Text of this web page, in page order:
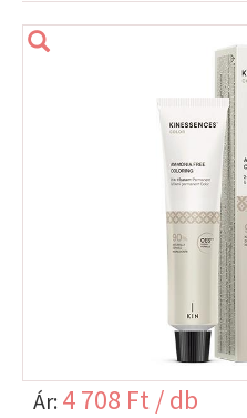
Ár: 4 708 Ft / db